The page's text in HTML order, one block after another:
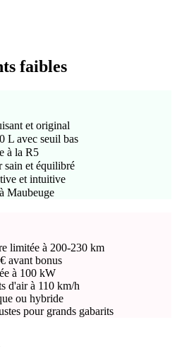
faibles
et original
L avec seuil bas
à la R5
sain et équilibré
et intuitive
Maubeuge
limitée à 200-230 km
avant bonus
à 100 kW
d'air à 110 km/h
ou hybride
pour grands gabarits